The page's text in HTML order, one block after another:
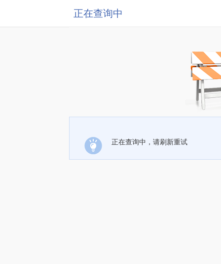
正在查询中
正在查询中，请刷新重试